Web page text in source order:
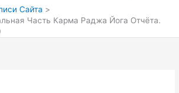
Сайта
Часть Карма Раджа Йога Отчёта.